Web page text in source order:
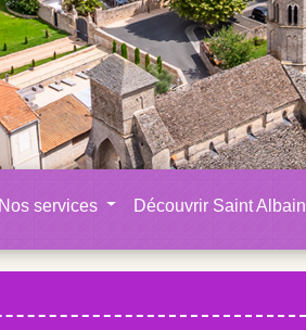
Nos services Découvrir Saint Albain